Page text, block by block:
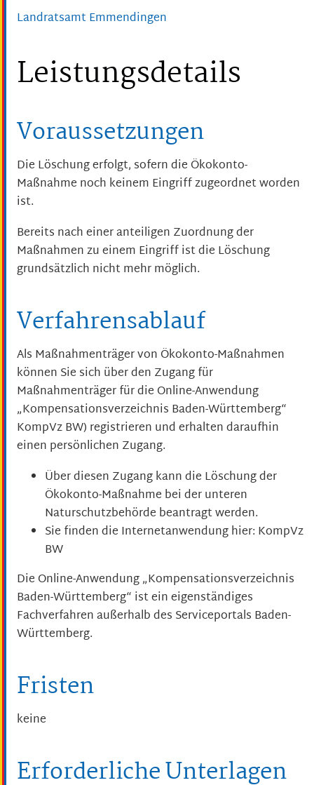
Landratsamt Emmendingen
Leistungsdetails
Voraussetzungen
Die Löschung erfolgt, sofern die Ökokonto-
Maßnahme noch keinem Eingriff zugeordnet worden
ist.
Bereits nach einer anteiligen Zuordnung der
Maßnahmen zu einem Eingriff ist die Löschung
grundsätzlich nicht mehr möglich.
Verfahrensablauf
Als Maßnahmenträger von Ökokonto-Maßnahmen
können Sie sich über den Zugang für
Maßnahmenträger für die Online-Anwendung
„Kompensationsverzeichnis Baden-Württemberg“
KompVz BW) registrieren und erhalten daraufhin
einen persönlichen Zugang.
Über diesen Zugang kann die Löschung der
Ökokonto-Maßnahme bei der unteren
Naturschutzbehörde beantragt werden.
Sie finden die Internetanwendung hier: KompVz
BW
Die Online-Anwendung „Kompensationsverzeichnis
Baden-Württemberg“ ist ein eigenständiges
Fachverfahren außerhalb des Serviceportals Baden-
Württemberg.
Fristen
keine
Erforderliche Unterlagen